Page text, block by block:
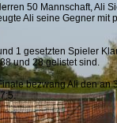
50 Mannschaft, Ali
Ali seine Gegner
1 gesetzten Spieler
und 28 gelistet sind.
bezwang Ali den an